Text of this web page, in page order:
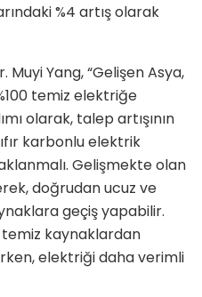
%4 artış olarak
Muyi Yang, “Gelişen Asya,
temiz elektriğe
olarak, talep artışının
karbonlu elektrik
Gelişmekte olan
doğrudan ucuz ve
geçiş yapabilir.
kaynaklardan
elektriği daha verimli